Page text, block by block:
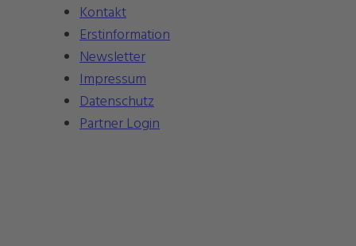
Kontakt
Erstinformation
Newsletter
Impressum
Datenschutz
Partner Login